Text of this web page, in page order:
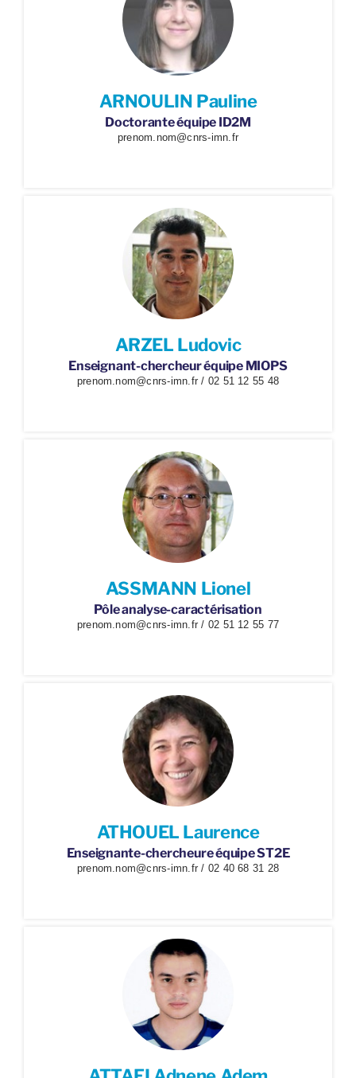
ARNOULIN Pauline
Doctorante équipe ID2M
prenom.nom@cnrs-imn.fr
ARZEL Ludovic
Enseignant-chercheur équipe MIOPS
prenom.nom@cnrs-imn.fr / 02 51 12 55 48
ASSMANN Lionel
Pôle analyse-caractérisation
prenom.nom@cnrs-imn.fr / 02 51 12 55 77
ATHOUEL Laurence
Enseignante-chercheure équipe ST2E
prenom.nom@cnrs-imn.fr / 02 40 68 31 28